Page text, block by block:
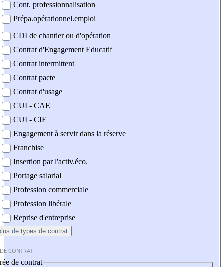
Cont. professionnalisation
Prépa.opérationnel.emploi
CDI de chantier ou d'opération
Contrat d'Engagement Educatif
Contrat intermittent
Contrat pacte
Contrat d'usage
CUI - CAE
CUI - CIE
Engagement à servir dans la réserve
Franchise
Insertion par l'activ.éco.
Portage salarial
Profession commerciale
Profession libérale
Reprise d'entreprise
de types de contrat
CONTRAT
de contrat